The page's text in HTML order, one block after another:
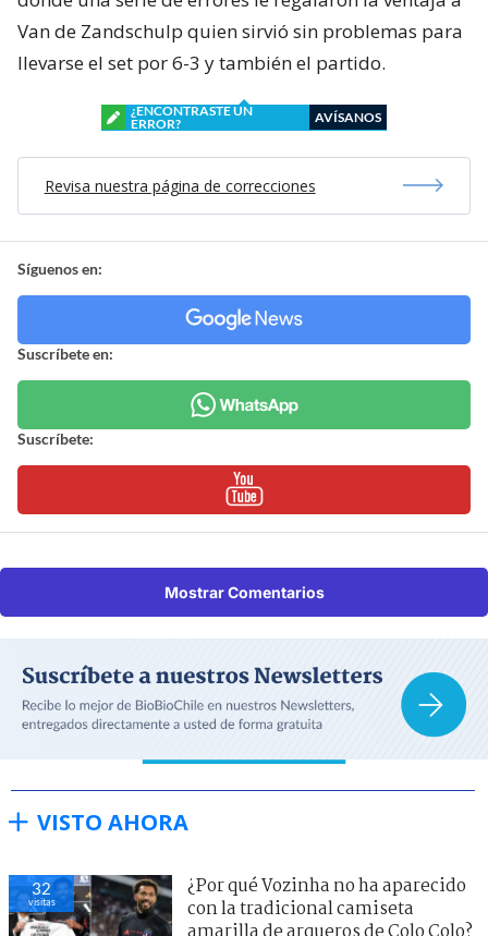
Van de Zandschulp quien sirvió sin problemas para
llevarse el set por 6-3 y también el partido.
¿ENCONTRASTE UN
ERROR?
AVÍSANOS
Revisa nuestra página de correcciones
Síguenos en:
Suscríbete en:
Suscríbete:
Mostrar Comentarios
VISTO AHORA
32
visitas
¿Por qué Vozinha no ha aparecido
con la tradicional camiseta